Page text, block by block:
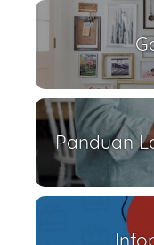
Panduan